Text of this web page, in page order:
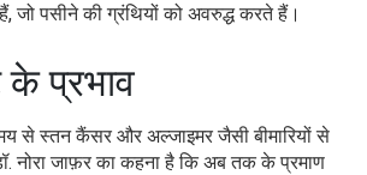
जो पसीने की ग्रंथियों को अवरुद्ध करते हैं।
के प्रभाव
से स्तन कैंसर और अल्जाइमर जैसी बीमारियों से
नोरा जाफ़र का कहना है कि अब तक के प्रमाण